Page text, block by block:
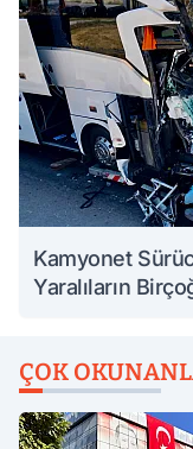
Kamyonet
Yaralıların
ÇOK